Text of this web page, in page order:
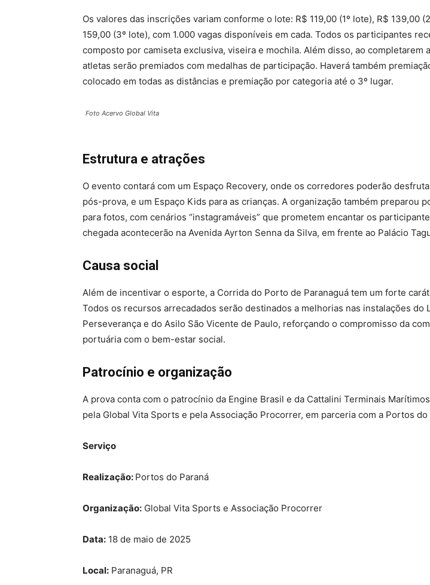
Os valores das inscrições variam conforme o lote: R$ 119,00 (1º lote), R$ 139,00
159,00 (3º lote), com 1.000 vagas disponíveis em cada. Todos os participantes
composto por camiseta exclusiva, viseira e mochila. Além disso, ao completarem
atletas serão premiados com medalhas de participação. Haverá também
colocado em todas as distâncias e premiação por categoria até o 3º lugar.
Foto Acervo Global Vita
Estrutura e atrações
O evento contará com um Espaço Recovery, onde os corredores poderão
pós-prova, e um Espaço Kids para as crianças. A organização também preparou
para fotos, com cenários “instagramáveis” que prometem encantar os
chegada acontecerão na Avenida Ayrton Senna da Silva, em frente ao Palácio
Causa social
Além de incentivar o esporte, a Corrida do Porto de Paranaguá tem um forte
Todos os recursos arrecadados serão destinados a melhorias nas instalações do
Perseverança e do Asilo São Vicente de Paulo, reforçando o compromisso da
portuária com o bem-estar social.
Patrocínio e organização
A prova conta com o patrocínio da Engine Brasil e da Cattalini Terminais
pela Global Vita Sports e pela Associação Procorrer, em parceria com a Portos do
Serviço
Realização: Portos do Paraná
Organização: Global Vita Sports e Associação Procorrer
Data: 18 de maio de 2025
Local: Paranaguá, PR